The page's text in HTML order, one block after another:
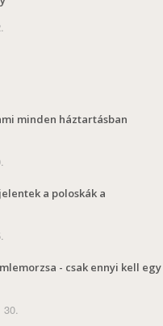
minden háztartásban
a poloskák a
- csak ennyi kell egy
30.